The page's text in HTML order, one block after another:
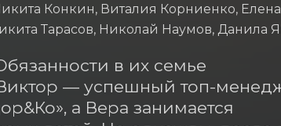
Конкин, Виталия Корниенко,
Тарасов, Николай Наумов, Данила
в их семье
— успешный топ-
а Вера занимается